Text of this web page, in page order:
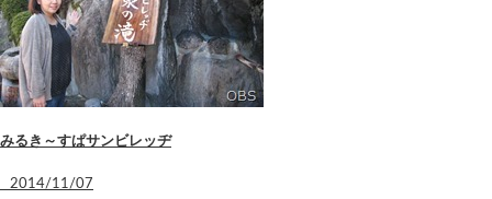
みるき～すぱサンビレッヂ
2014/11/07